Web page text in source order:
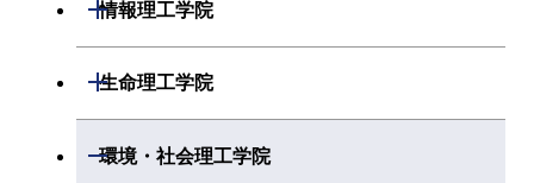
専門科目
エネルギーコース
システム制御コース
電気電子系
開閉
エネルギーコース
情報通信コース
経営工学系
開閉
エネルギーコース
応用化学コース
専門科目
情報理工学院
開閉
数理・計算科学系
開閉
生命理工学院
開閉
生命理工学系
開閉
環境・社会理工学院
開閉